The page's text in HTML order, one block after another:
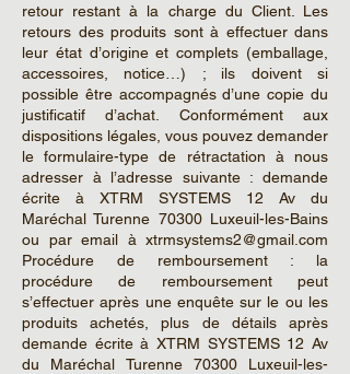
retour restant à la charge du Client. Les
retours des produits sont à effectuer dans
leur état d’origine et complets (emballage,
accessoires, notice…) ; ils doivent si
possible être accompagnés d’une copie du
justificatif d’achat. Conformément aux
dispositions légales, vous pouvez demander
le formulaire-type de rétractation à nous
adresser à l’adresse suivante : demande
écrite à XTRM SYSTEMS 12 Av du
Maréchal Turenne 70300 Luxeuil-les-Bains
ou par email à xtrmsystems2@gmail.com
Procédure de remboursement : la
procédure de remboursement peut
s’effectuer après une enquête sur le ou les
produits achetés, plus de détails après
demande écrite à XTRM SYSTEMS 12 Av
du Maréchal Turenne 70300 Luxeuil-les-